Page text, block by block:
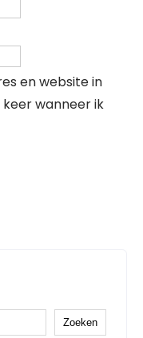
en website in
wanneer ik
Zoeken